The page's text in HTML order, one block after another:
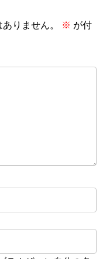
りません。 ※ が付